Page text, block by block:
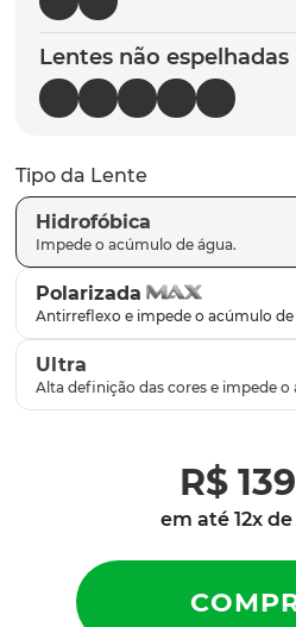
Lentes não espelhadas
Tipo da Lente
Hidrofóbica
Polarizada
Ultra
R$ 139
em até 12x de
7º gasket
8º parafusos
9º latch